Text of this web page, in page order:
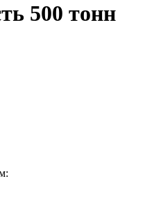
500 тонн